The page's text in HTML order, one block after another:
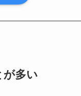
が多い